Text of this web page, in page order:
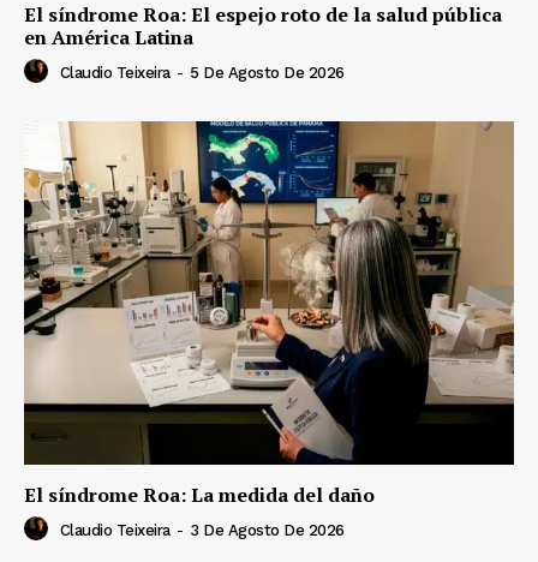
El síndrome Roa: El espejo roto de la salud pública
en América Latina
Claudio Teixeira - 5 De Agosto De 2026
El síndrome Roa: La medida del daño
Claudio Teixeira - 3 De Agosto De 2026